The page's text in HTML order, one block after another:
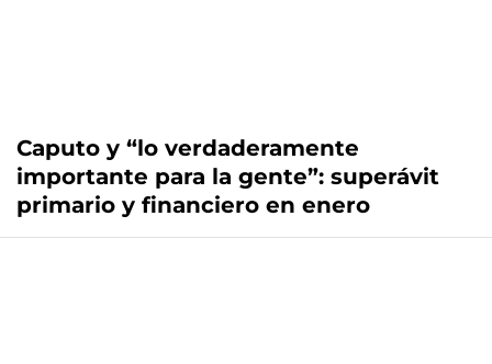
Caputo y “lo verdaderamente
importante para la gente”: superávit
primario y financiero en enero